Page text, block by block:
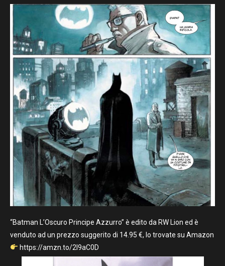
“Batman L’Oscuro Principe Azzurro” è edito da RW Lion ed è
venduto ad un prezzo suggerito di 14.95 €, lo trovate su Amazon
https://amzn.to/2l9aC0D